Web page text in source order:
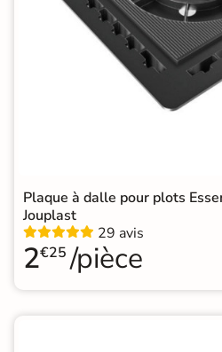
Plaque à dalle pour plots
Jouplast
29 avis
2€25 /pièce